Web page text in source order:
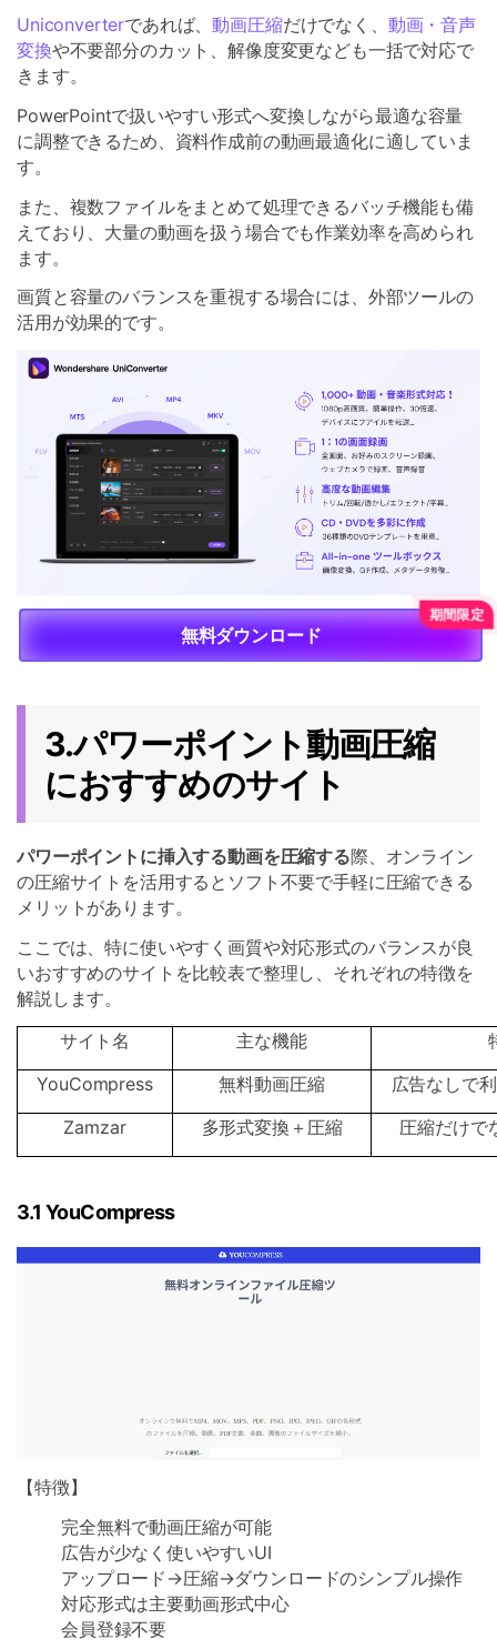
Uniconverterであれば、動画圧縮だけでなく、 動画・音声
変換や不要部分のカット、解像度変更なども一括で対応で
きます。
PowerPointで扱いやすい形式へ変換しながら最適な容量
に調整できるため、資料作成前の動画最適化に適していま
す。
また、複数ファイルをまとめて処理できるバッチ機能も備
えており、大量の動画を扱う場合でも作業効率を高められ
ます。
画質と容量のバランスを重視する場合には、外部ツールの
活用が効果的です。
無料ダウンロード
3.パワーポイント動画圧縮
におすすめのサイト
パワーポイントに挿入する動画を圧縮する際、オンライン
の圧縮サイトを活用するとソフト不要で手軽に圧縮できる
メリットがあります。
ここでは、特に使いやすく画質や対応形式のバランスが良
いおすすめのサイトを比較表で整理し、それぞれの特徴を
解説します。
サイト名
主な機能
YouCompress
無料動画圧縮
広告なしで
Zamzar
多形式変換＋圧縮 圧縮だけで
3.1 YouCompress
【特徴】
完全無料で動画圧縮が可能
広告が少なく使いやすいUI
アップロード→圧縮→ダウンロードのシンプル操作
対応形式は主要動画形式中心
会員登録不要